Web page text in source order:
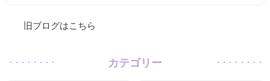
旧ブログはこちら
カテゴリー